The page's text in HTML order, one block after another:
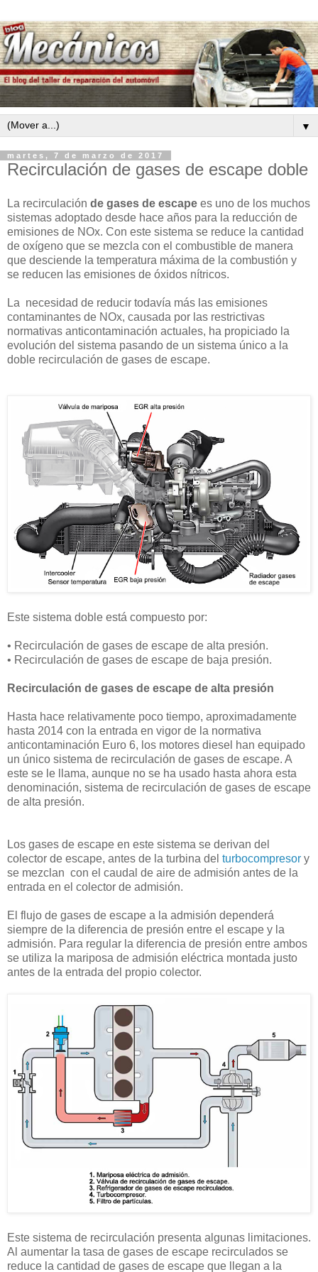
▼
martes, 7 de marzo de 2017
Recirculación de gases de escape doble
La recirculación de gases de escape es uno de los muchos
sistemas adoptado desde hace años para la reducción de
emisiones de NOx. Con este sistema se reduce la cantidad
de oxígeno que se mezcla con el combustible de manera
que desciende la temperatura máxima de la combustión y
se reducen las emisiones de óxidos nítricos.
La necesidad de reducir todavía más las emisiones
contaminantes de NOx, causada por las restrictivas
normativas anticontaminación actuales, ha propiciado la
evolución del sistema pasando de un sistema único a la
doble recirculación de gases de escape.
Este sistema doble está compuesto por:
• Recirculación de gases de escape de alta presión.
• Recirculación de gases de escape de baja presión.
Recirculación de gases de escape de alta presión
Hasta hace relativamente poco tiempo, aproximadamente
hasta 2014 con la entrada en vigor de la normativa
anticontaminación Euro 6, los motores diesel han equipado
un único sistema de recirculación de gases de escape. A
este se le llama, aunque no se ha usado hasta ahora esta
denominación, sistema de recirculación de gases de escape
de alta presión.
Los gases de escape en este sistema se derivan del
colector de escape, antes de la turbina del turbocompresor y
se mezclan con el caudal de aire de admisión antes de la
entrada en el colector de admisión.
El flujo de gases de escape a la admisión dependerá
siempre de la diferencia de presión entre el escape y la
admisión. Para regular la diferencia de presión entre ambos
se utiliza la mariposa de admisión eléctrica montada justo
antes de la entrada del propio colector.
Este sistema de recirculación presenta algunas limitaciones.
Al aumentar la tasa de gases de escape recirculados se
reduce la cantidad de gases de escape que llegan a la